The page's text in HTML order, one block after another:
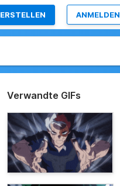
ERSTELLEN ANMELDEN
Verwandte GIFs